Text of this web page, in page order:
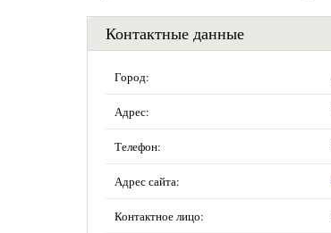
Контактные данные
Город:
Адрес:
Телефон:
Адрес сайта:
Контактное лицо: